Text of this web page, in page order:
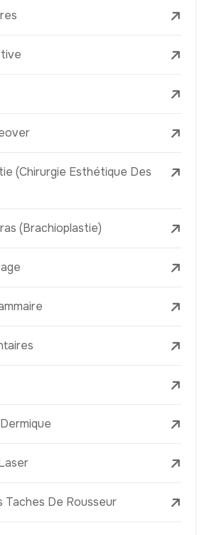
(Chirurgie Esthétique Des
(Brachioplastie)
Taches De Rousseur